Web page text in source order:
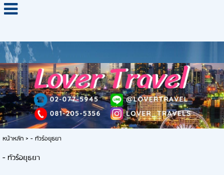
หน้าหลัก> - ทัวร์อยุธยา
- ทัวร์อยุธยา